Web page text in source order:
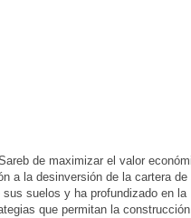
de maximizar el valor
a la desinversión de la cartera
suelos y ha profundizado en la
que permitan la